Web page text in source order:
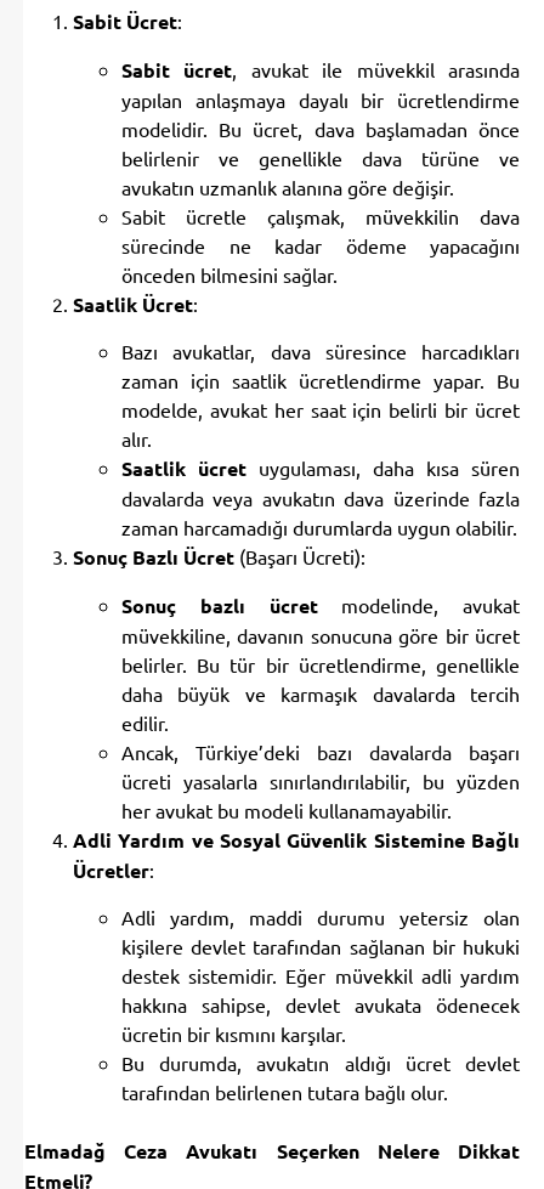
Sabit Ücret:
Sabit ücret , avukat ile müvekkil arasında
yapılan anlaşmaya dayalı bir ücretlendirme
modelidir. Bu ücret, dava başlamadan önce
belirlenir ve genellikle dava türüne ve
avukatın uzmanlık alanına göre değişir.
Sabit ücretle çalışmak, müvekkilin dava
sürecinde ne kadar ödeme yapacağını
önceden bilmesini sağlar.
Saatlik Ücret
Bazı avukatlar, dava süresince harcadıkları
zaman için saatlik ücretlendirme yapar. Bu
modelde, avukat her saat için belirli bir ücret
alır.
Saatlik ücret uygulaması, daha kısa süren
davalarda veya avukatın dava üzerinde fazla
zaman harcamadığı durumlarda uygun olabilir.
Sonuç Bazlı Ücret (Başarı Ücreti):
Sonuç bazlı ücret modelinde, avukat
müvekkiline, davanın sonucuna göre bir ücret
belirler. Bu tür bir ücretlendirme, genellikle
daha büyük ve karmaşık davalarda tercih
edilir.
Ancak, Türkiye’deki bazı davalarda başarı
ücreti yasalarla sınırlandırılabilir, bu yüzden
her avukat bu modeli kullanamayabilir.
Adli Yardım ve Sosyal Güvenlik Sistemine Bağlı
Ücretler
Adli yardım, maddi durumu yetersiz olan
kişilere devlet tarafından sağlanan bir hukuki
destek sistemidir. Eğer müvekkil adli yardım
hakkına sahipse, devlet avukata ödenecek
ücretin bir kısmını karşılar.
Bu durumda, avukatın aldığı ücret devlet
tarafından belirlenen tutara bağlı olur.
Elmadağ Ceza Avukatı Seçerken Nelere Dikkat
Etmeli?